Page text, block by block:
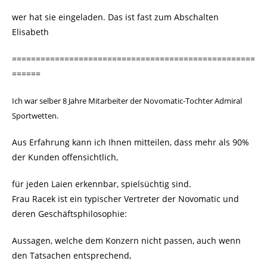
wer hat sie eingeladen. Das ist fast zum Abschalten
Elisabeth
===================================================
======
Ich war selber 8 Jahre Mitarbeiter der Novomatic-Tochter Admiral
Sportwetten.
Aus Erfahrung kann ich Ihnen mitteilen, dass mehr als 90%
der Kunden offensichtlich,
für jeden Laien erkennbar, spielsüchtig sind.
Frau Racek ist ein typischer Vertreter der Novomatic und
deren Geschäftsphilosophie:
Aussagen, welche dem Konzern nicht passen, auch wenn
den Tatsachen entsprechend,